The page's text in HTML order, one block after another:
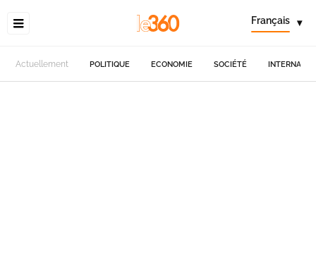
Français ▾
Actuellement POLITIQUE ECONOMIE SOCIÉTÉ